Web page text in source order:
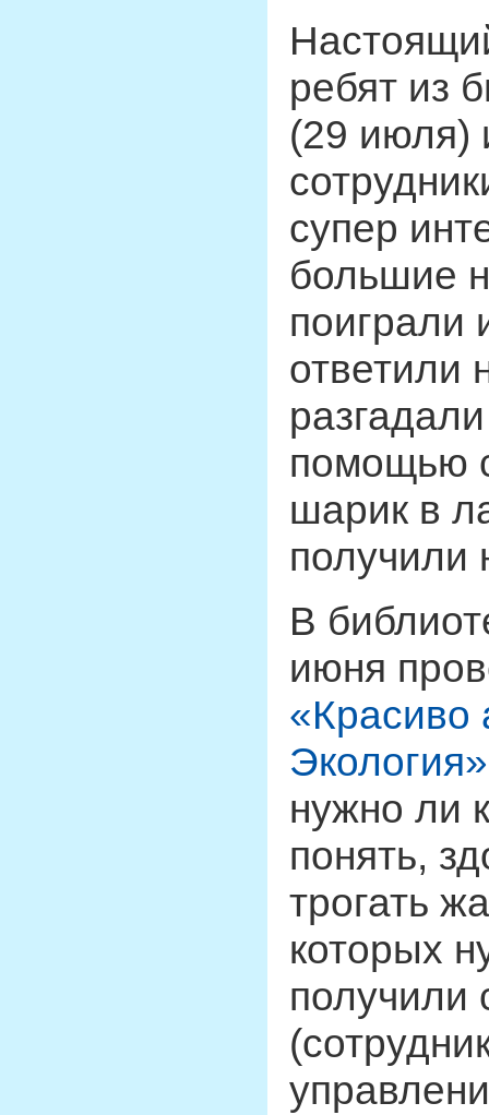
ребят из
(29 июля)
супер
большие
поиграли
ответили
помощью
шарик в
получили
В
июня
«Красиво
Экология»
нужно ли
понять,
трогать
которых